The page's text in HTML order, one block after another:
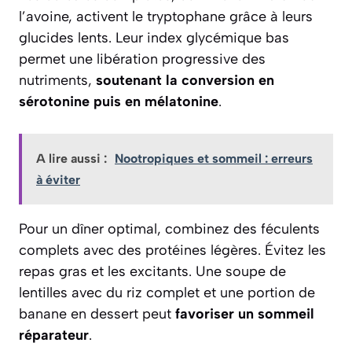
l’avoine, activent le tryptophane grâce à leurs
glucides lents. Leur index glycémique bas
permet une libération progressive des
nutriments, soutenant la conversion en
sérotonine puis en mélatonine.
A lire aussi : Nootropiques et sommeil : erreurs
à éviter
Pour un dîner optimal, combinez des féculents
complets avec des protéines légères. Évitez les
repas gras et les excitants. Une soupe de
lentilles avec du riz complet et une portion de
banane en dessert peut favoriser un sommeil
réparateur.